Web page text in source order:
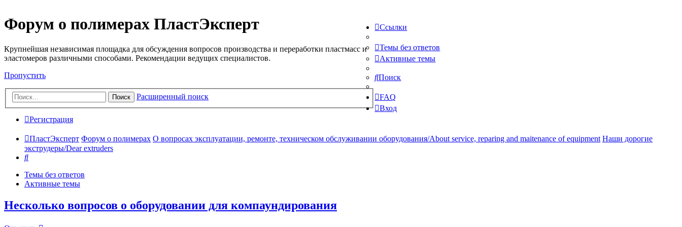
Форум о полимерах ПластЭксперт
Крупнейшая независимая площадка для обсуждения вопросов производства и переработки пластмасс и
эластомеров различными способами. Рекомендации ведущих специалистов.
Пропустить
Поиск Расширенный поиск
Ссылки
Темы без ответов
Активные темы
Поиск
FAQ
Вход
Регистрация
ПластЭксперт Форум о полимерах О вопросах эксплуатации, ремонте, техническом обслуживании оборудования/About service, reparing and maitenance of equipment Наши дорогие
экструдеры/Dear extruders
Поиск
Темы без ответов
Активные темы
Несколько вопросов о оборудовании для компаундирования